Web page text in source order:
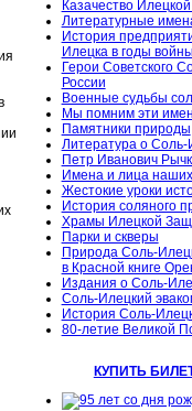
Казачество
Литературные
История
Илецка в годы войны
Герои Советского
России
Военные судьбы
Мы помним эти
Памятники природы
Литература о Соль-
Петр Иванович
Имена и лица
Жестокие уроки
История соляного
Храмы Илецкой
Парки и скверы
Природа Соль-
в Красной книге
Издания о Соль-
Соль-Илецкий
История Соль-
80-летие Великой
КУПИТЬ